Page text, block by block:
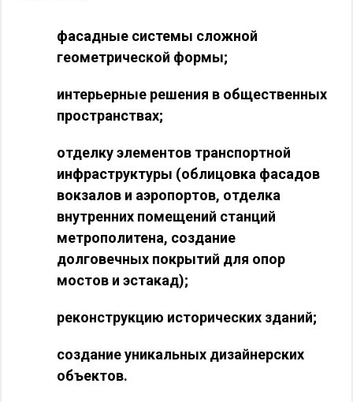
фасадные системы сложной
геометрической формы;
интерьерные решения в общественных
пространствах;
отделку элементов транспортной
инфраструктуры (облицовка фасадов
вокзалов и аэропортов, отделка
внутренних помещений станций
метрополитена, создание
долговечных покрытий для опор
мостов и эстакад);
реконструкцию исторических зданий;
создание уникальных дизайнерских
объектов.